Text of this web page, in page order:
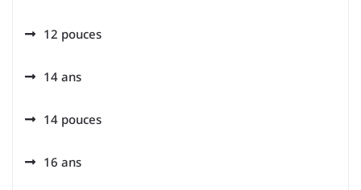
12 pouces
14 ans
14 pouces
16 ans